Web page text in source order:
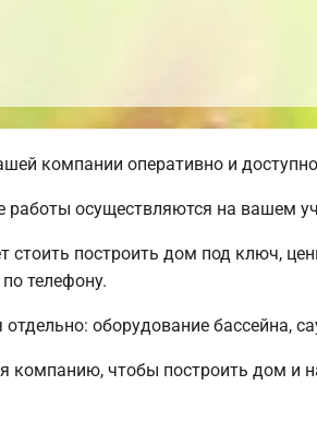
компании оперативно и
работы осуществляются на вашем
стоить построить дом под ключ,
телефону.
оборудование бассейна,
компанию, чтобы построить дом и